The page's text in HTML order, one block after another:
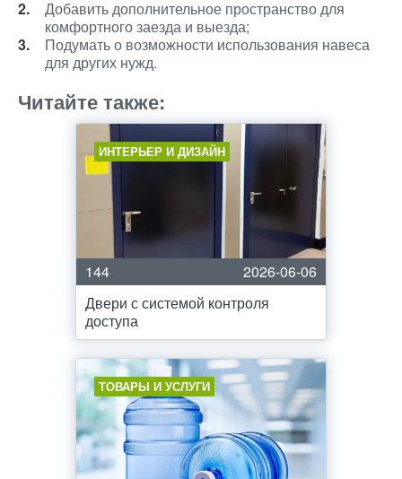
Добавить дополнительное пространство для
комфортного заезда и выезда;
Подумать о возможности использования навеса
для других нужд.
Читайте также:
ИНТЕРЬЕР И ДИЗАЙН
144
2026-06-06
Двери с системой контроля
доступа
ТОВАРЫ И УСЛУГИ